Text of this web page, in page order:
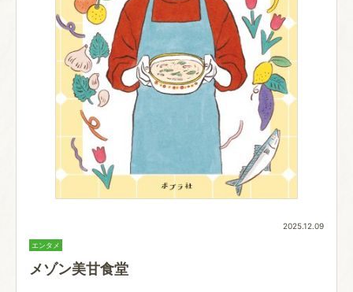
2025.12.09
エンタメ
メゾン美甘食堂